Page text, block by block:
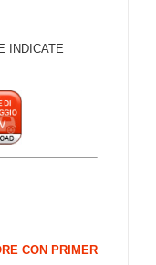
INDICATE
CON PRIMER